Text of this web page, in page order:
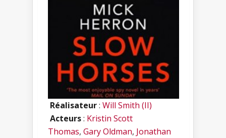
Réalisateur: Will Smith (II)
Acteurs: Kristin Scott
Thomas, Gary Oldman, Jonathan